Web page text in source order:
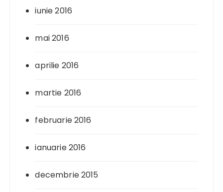
iunie 2016
mai 2016
aprilie 2016
martie 2016
februarie 2016
ianuarie 2016
decembrie 2015